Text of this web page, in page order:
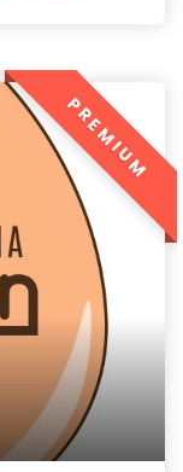
PREMIUM